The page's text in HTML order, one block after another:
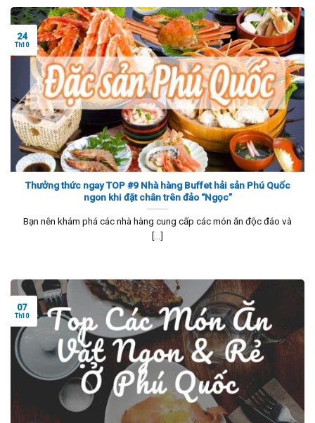
Thưởng thức ngay TOP #9 Nhà hàng Buffet hải sản Phú Quốc
ngon khi đặt chân trên đảo “Ngọc”
Bạn nên khám phá các nhà hàng cung cấp các món ăn độc đáo và
[...]
24
Th10
07
Th10